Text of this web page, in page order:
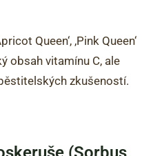
Queen‘, ‚Pink Queen‘
obsah vitamínu C, ale
zkušeností.